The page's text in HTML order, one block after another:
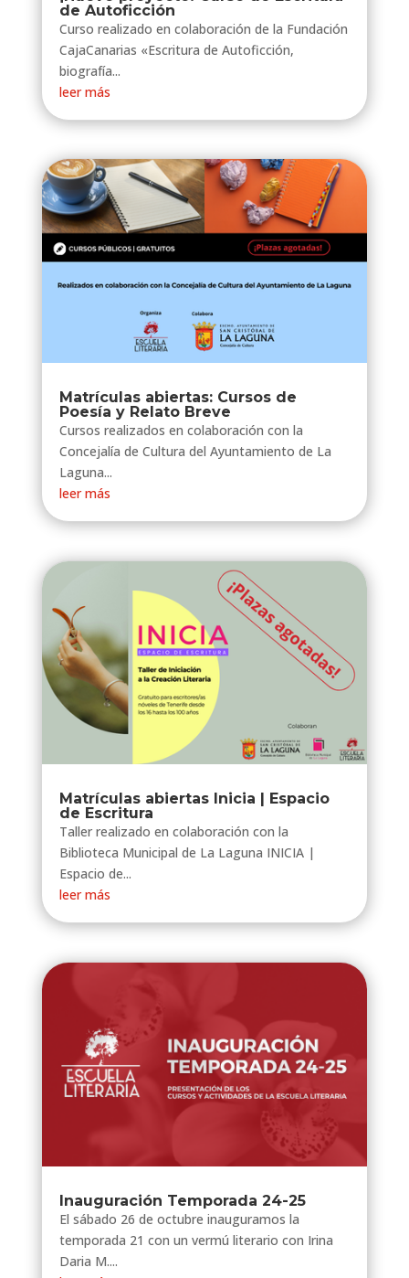
de Autoficción
Curso realizado en colaboración de la Fundación
CajaCanarias «Escritura de Autoficción,
biografía...
leer más
Matrículas abiertas: Cursos de
Poesía y Relato Breve
Cursos realizados en colaboración con la
Concejalía de Cultura del Ayuntamiento de La
Laguna...
leer más
Matrículas abiertas Inicia | Espacio
de Escritura
Taller realizado en colaboración con la
Biblioteca Municipal de La Laguna INICIA |
Espacio de...
leer más
Inauguración Temporada 24-25
El sábado 26 de octubre inauguramos la
temporada 21 con un vermú literario con Irina
Daria M....